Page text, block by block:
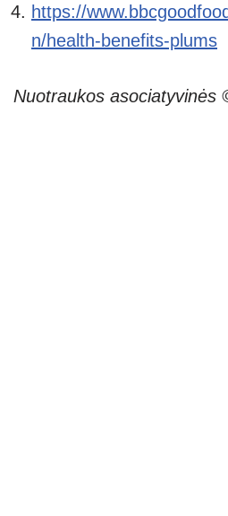
https://
n/health-benefits-plums
Nuotraukos asociatyvinės